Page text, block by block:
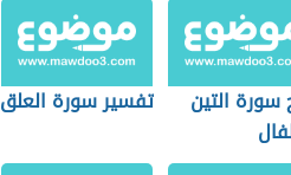
التين
تفسير سورة العلق